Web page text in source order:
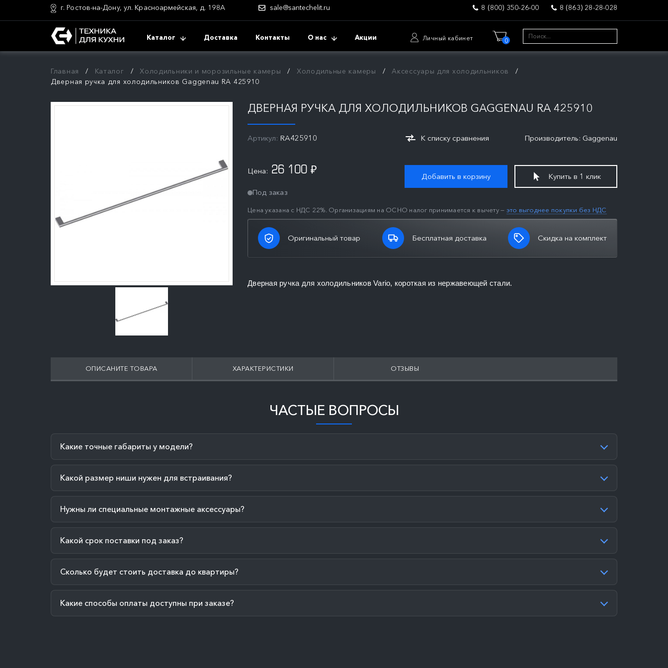
г. Ростов-на-Дону, ул. Красноармейская, д. 198А sale@santechelit.ru 8 (800) 350-26-00 8 (863) 28-28-028
Каталог Доставка Контакты О нас Акции Личный кабинет 0
Главная Каталог Холодильники и морозильные камеры Холодильные камеры
Аксессуары для холодильников
Дверная ручка для холодильников Gaggenau RA 425910
ДВЕРНАЯ РУЧКА ДЛЯ ХОЛОДИЛЬНИКОВ GAGGENAU RA 425910
Артикул: RA425910 К списку сравнения Производитель: Gaggenau
Цена: 26 100 ₽
Под заказ
Цена указана с НДС 22%. Организациям на ОСНО налог принимается к вычету — это выгоднее покупки без НДС
Добавить в корзину Купить в 1 клик
Оригинальный товар Бесплатная доставка Скидка на комплект
Дверная ручка для холодильников Vario, короткая из нержавеющей стали.
ОПИСАНИТЕ ТОВАРА ХАРАКТЕРИСТИКИ ОТЗЫВЫ
ЧАСТЫЕ ВОПРОСЫ
Какие точные габариты у модели?
Какой размер ниши нужен для встраивания?
Нужны ли специальные монтажные аксессуары?
Какой срок поставки под заказ?
Сколько будет стоить доставка до квартиры?
Какие способы оплаты доступны при заказе?